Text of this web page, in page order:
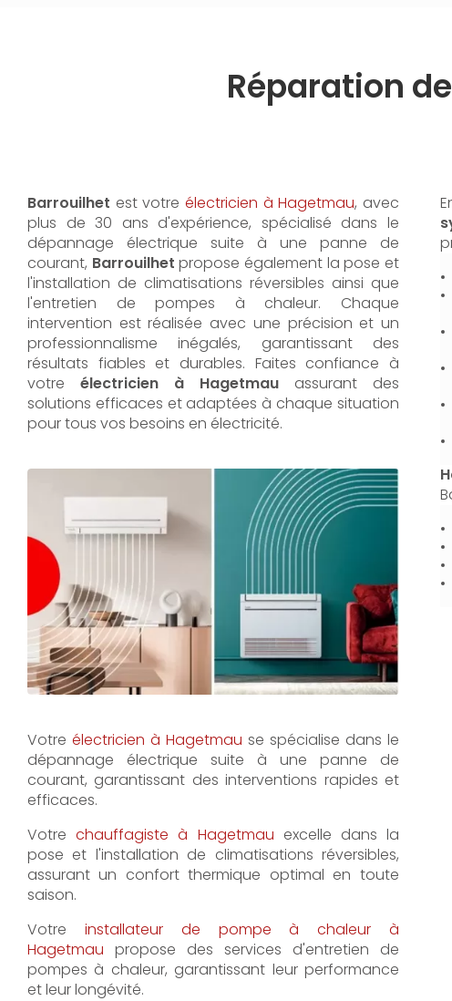
Réparation
Barrouilhet est votre électricien à Hagetmau, avec
plus de 30 ans d'expérience, spécialisé dans le
dépannage électrique suite à une panne de
courant, Barrouilhet propose également la pose et
l'installation de climatisations réversibles ainsi que
l'entretien de pompes à chaleur. Chaque
intervention est réalisée avec une précision et un
professionnalisme inégalés, garantissant des
résultats fiables et durables. Faites confiance à
votre électricien à Hagetmau assurant des
solutions efficaces et adaptées à chaque situation
pour tous vos besoins en électricité.
Votre électricien à Hagetmau se spécialise dans le
dépannage électrique suite à une panne de
courant, garantissant des interventions rapides et
efficaces.
Votrechauffagiste à Hagetmau excelle dans la
pose et l'installation de climatisations réversibles,
assurant un confort thermique optimal en toute
saison.
Votre installateur de pompe à chaleur à
Hagetmau propose des services d'entretien de
pompes à chaleur, garantissant leur performance
et leur longévité.